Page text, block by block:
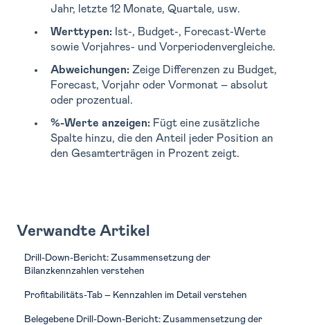
Jahr, letzte 12 Monate, Quartale, usw.
Werttypen: Ist-, Budget-, Forecast-Werte
sowie Vorjahres- und Vorperiodenvergleiche.
Abweichungen: Zeige Differenzen zu Budget,
Forecast, Vorjahr oder Vormonat – absolut
oder prozentual.
%-Werte anzeigen: Fügt eine zusätzliche
Spalte hinzu, die den Anteil jeder Position an
den Gesamterträgen in Prozent zeigt.
Verwandte Artikel
Drill-Down-Bericht: Zusammensetzung der
Bilanzkennzahlen verstehen
Profitabilitäts-Tab – Kennzahlen im Detail verstehen
Belegebene Drill-Down-Bericht: Zusammensetzung der